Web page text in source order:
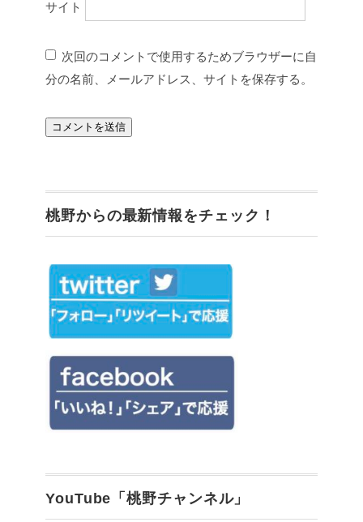
サイト
次回のコメントで使用するためブラウザーに自
分の名前、メールアドレス、サイトを保存する。
桃野からの最新情報をチェック！
YouTube「桃野チャンネル」